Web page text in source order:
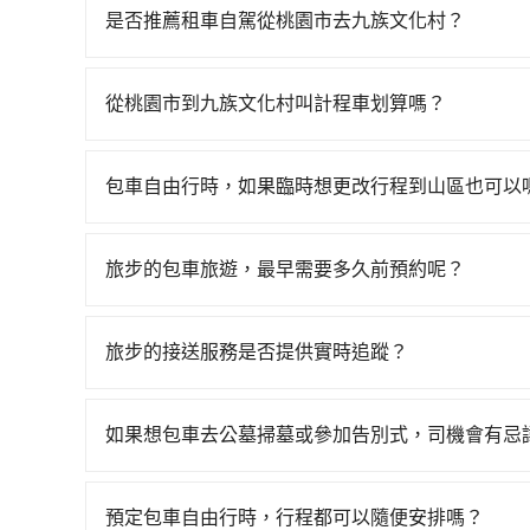
班次高鐵可搭乘。假設從桃園市大園區前往最靠
車費2,500元後，抵達九族文化村 (南投縣魚池鄉)
乘與等車上，現在還不馬上來預約tripool！如果
是否推薦租車自駕從桃園市去九族文化村？
天就要來回，那在桃園路邊可隨租隨借的iRent應
時40元路邊停車費用預估進去，但額外的汽車保
的車門仍未被修理，每一次租車都好像在開樂透
點仍有段距離，在遇到下雨天或者載行李時，就顯
從桃園市到九族文化村叫計程車划算嗎？
到車，也可考慮打電話至附近的計程車隊，如大
市的490倍。綜合以上，無論在價格或服務品質
包車自由行時，如果臨時想更改行程到山區也可以
額外的費用收取。但是，這些費用會在您下訂單
旅步的包車旅遊，最早需要多久前預約呢？
不妨趁早訂購，享受更划算的價格。
旅步的接送服務是否提供實時追蹤？
合，享受更安心的接送服務。
如果想包車去公墓掃墓或參加告別式，司機會有忌
需要載運骨灰罈或在車上進行法事等作業，建議
預定包車自由行時，行程都可以隨便安排嗎？